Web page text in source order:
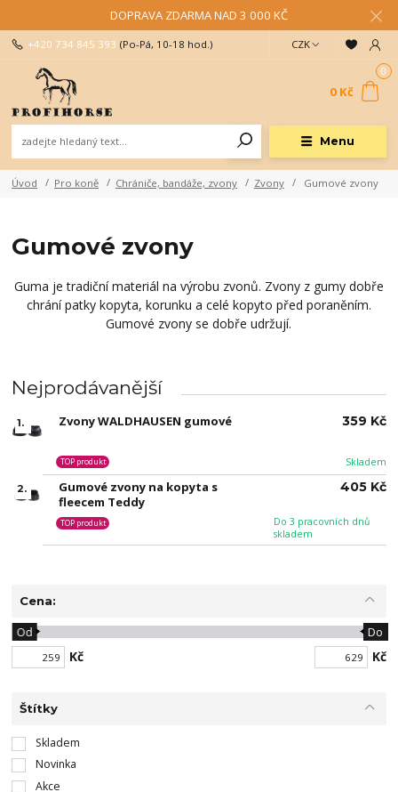
DOPRAVA ZDARMA NAD 3 000 KČ
Menu
CZK
+420 734 845 393 (Po-Pá, 10-18 hod.)
0
0 Kč
Úvod Pro koně Chrániče, bandáže, zvony Zvony Gumové zvony
Gumové zvony
Guma je tradiční materiál na výrobu zvonů. Zvony z gumy dobře
chrání patky kopyta, korunku a celé kopyto před poraněním.
Gumové zvony se dobře udržují.
Nejprodávanější
1. Zvony WALDHAUSEN gumové
Skladem
TOP produkt
359 Kč
2.
Gumové zvony na kopyta s
fleecem Teddy
Do 3 pracovních dnů
skladem
TOP produkt
405 Kč
Cena:
Kč
Od Do
Kč
Štítky
Skladem
Novinka
Akce